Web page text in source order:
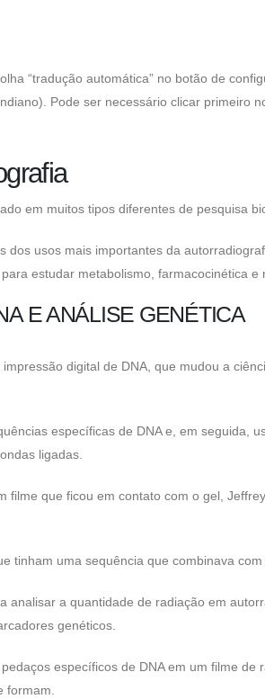
“tradução automática” no botão de
Pode ser necessário clicar primeiro
em muitos tipos diferentes de pesquisa
dos usos mais importantes da
estudar metabolismo, farmacocinética e
E ANÁLISE GENÉTICA
digital de DNA, que mudou a
específicas de DNA e, em seguida,
ligadas.
filme que ficou em contato com o gel,
tinham uma sequência que combinava
analisar a quantidade de radiação em
genéticos.
específicos de DNA em um filme de
formam.